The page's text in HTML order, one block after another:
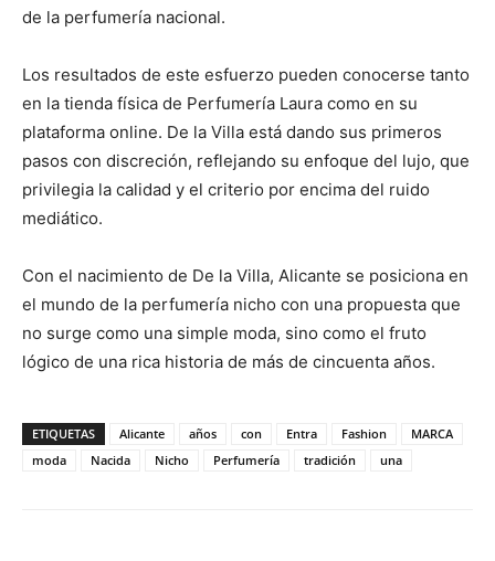
de la perfumería nacional.
Los resultados de este esfuerzo pueden conocerse tanto
en la tienda física de Perfumería Laura como en su
plataforma online. De la Villa está dando sus primeros
pasos con discreción, reflejando su enfoque del lujo, que
privilegia la calidad y el criterio por encima del ruido
mediático.
Con el nacimiento de De la Villa, Alicante se posiciona en
el mundo de la perfumería nicho con una propuesta que
no surge como una simple moda, sino como el fruto
lógico de una rica historia de más de cincuenta años.
ETIQUETAS Alicante años con Entra Fashion
MARCA
moda
Nacida Nicho Perfumería tradición una